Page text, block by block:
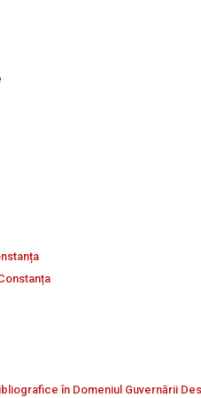
în Domeniul Guvernării